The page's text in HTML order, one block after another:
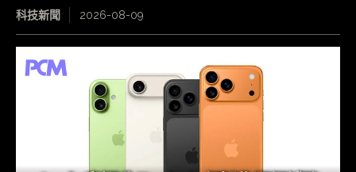
科技新聞 2026-08-09